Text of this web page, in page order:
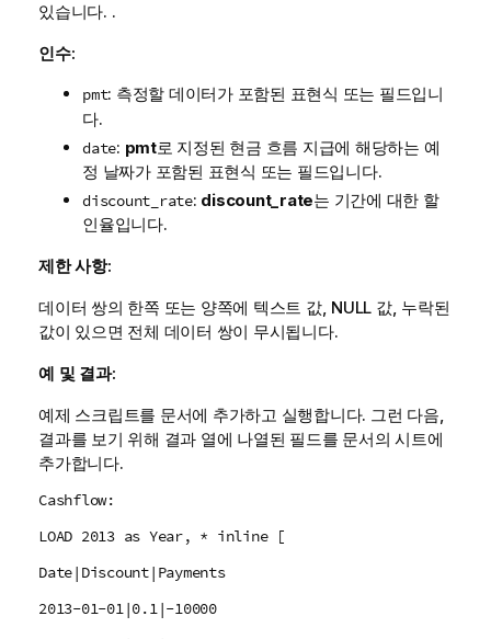
있습니다. .
인수:
pmt: 측정할 데이터가 포함된 표현식 또는 필드입니
다.
date: pmt로 지정된 현금 흐름 지급에 해당하는 예
정 날짜가 포함된 표현식 또는 필드입니다.
discount_rate: discount_rate는 기간에 대한 할
인율입니다.
제한 사항:
데이터 쌍의 한쪽 또는 양쪽에 텍스트 값, NULL 값, 누락된
값이 있으면 전체 데이터 쌍이 무시됩니다.
예 및 결과:
예제 스크립트를 문서에 추가하고 실행합니다. 그런 다음,
결과를 보기 위해 결과 열에 나열된 필드를 문서의 시트에
추가합니다.
Cashflow:
LOAD 2013 as Year, * inline [
Date|Discount|Payments
2013-01-01|0.1|-10000